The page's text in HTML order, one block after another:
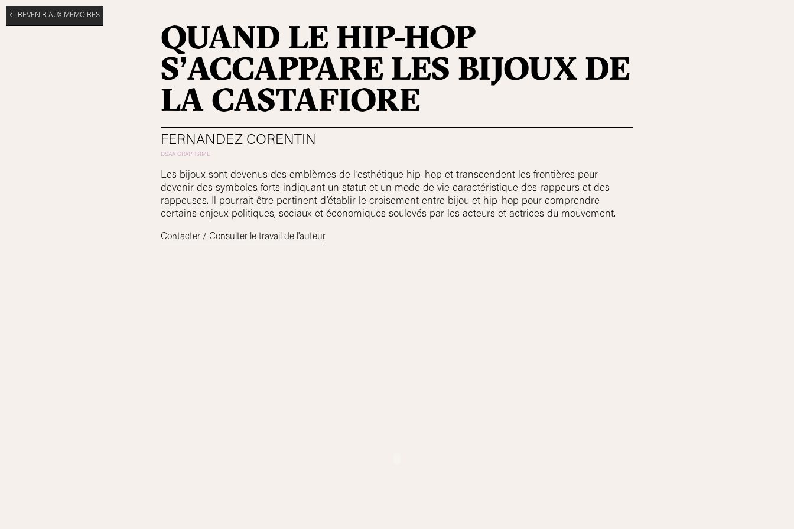
REVENIR AUX MÉMOIRES
QUAND LE HIP-HOP
S’ACCAPPARE LES BIJOUX DE
LA CASTAFIORE
FERNANDEZ CORENTIN
Les bijoux sont devenus des emblèmes de l’esthétique hip-hop et transcendent les frontières pour
devenir des symboles forts indiquant un statut et un mode de vie caractéristique des rappeurs et des
rappeuses. Il pourrait être pertinent d’établir le croisement entre bijou et hip-hop pour comprendre
certains enjeux politiques, sociaux et économiques soulevés par les acteurs et actrices du mouvement.
Contacter / Consulter le travail de l'auteur